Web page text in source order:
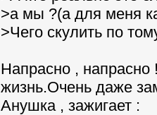
>а мы ?(а для меня
>Чего скулить по
Напрасно ,
жизнь.Очень даже
Анушка , зажигает :